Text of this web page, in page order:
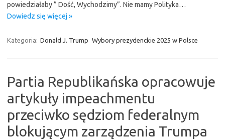
powiedziałaby ” Dość, Wychodzimy”. Nie mamy Polityka…
Dowiedz się więcej »
Kategoria: Donald J. Trump Wybory prezydenckie 2025 w Polsce
Partia Republikańska opracowuje
artykuły impeachmentu
przeciwko sędziom federalnym
blokującym zarządzenia Trumpa